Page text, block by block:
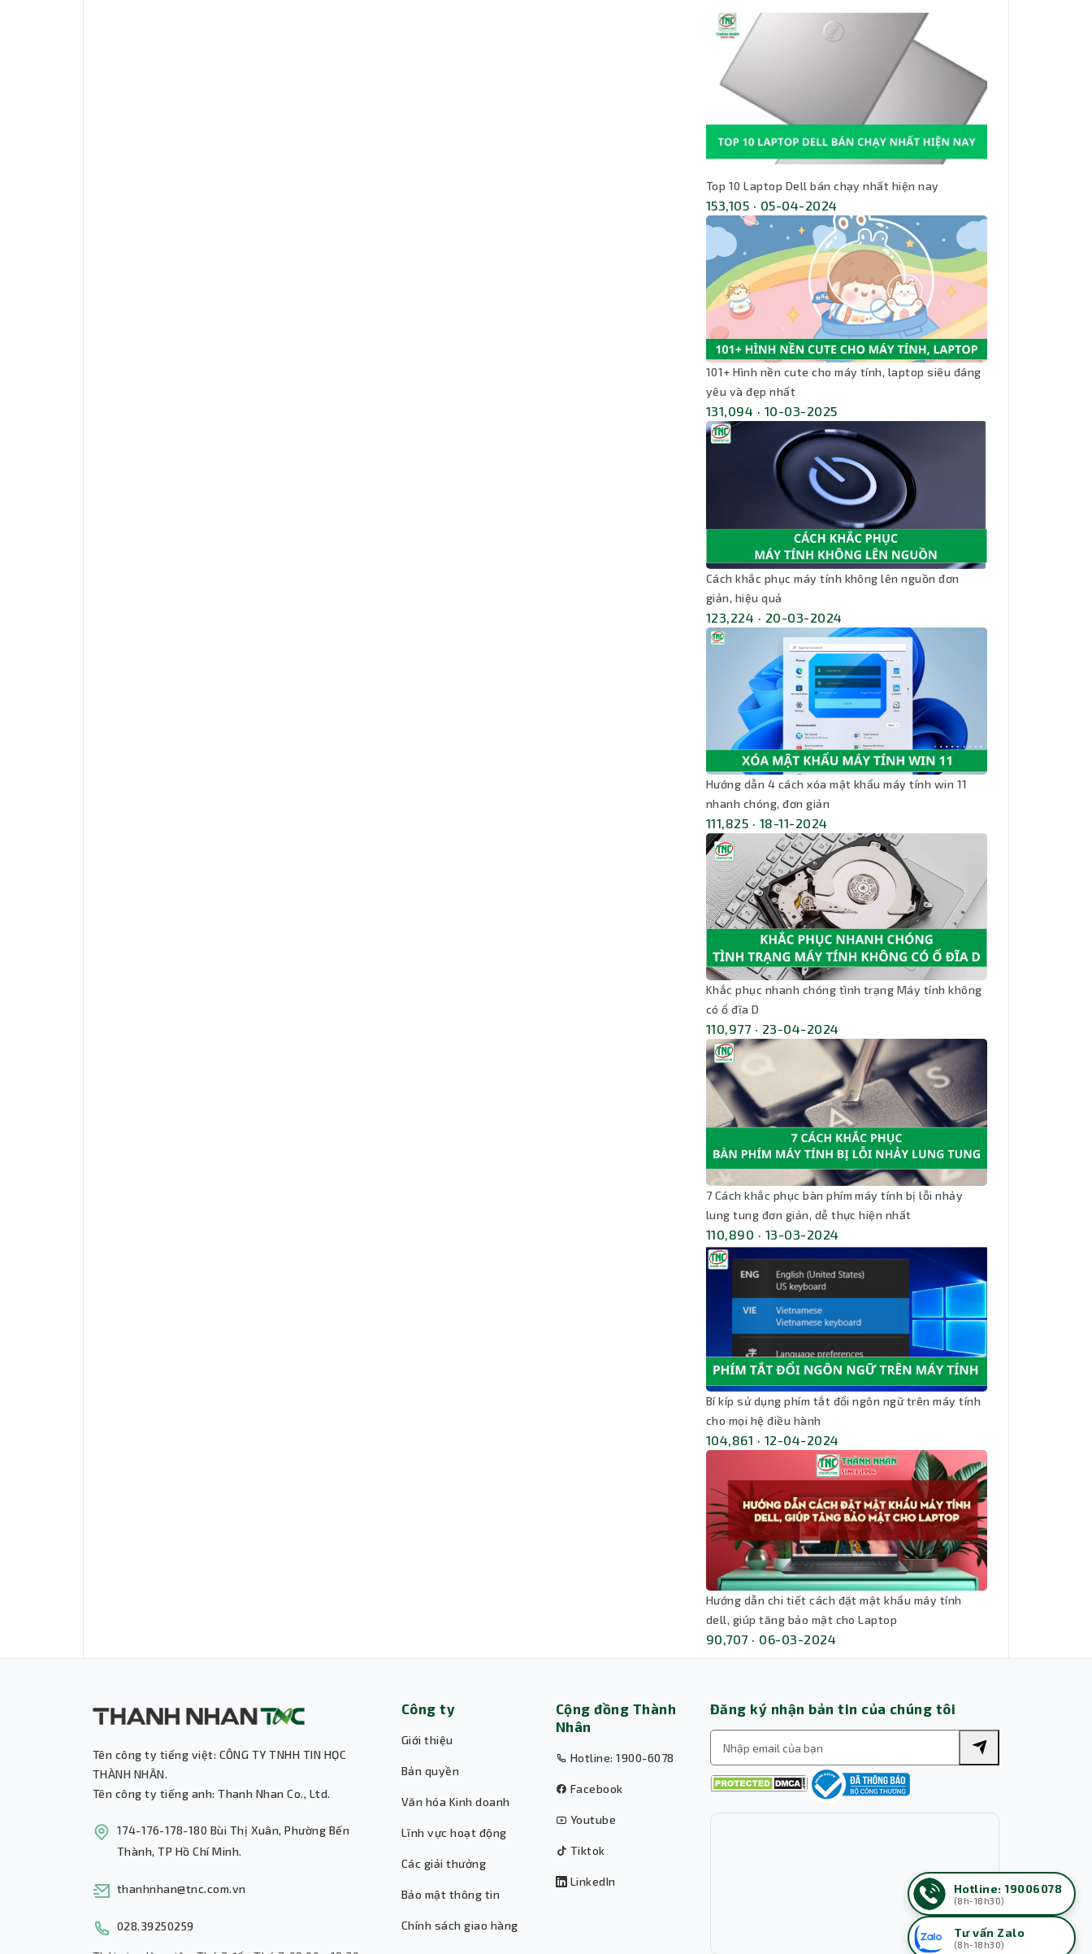
Top 10 Laptop Dell bán chạy nhất hiện nay
153,105 · 05-04-2024
101+ Hình nền cute cho máy tính, laptop siêu đáng
yêu và đẹp nhất
131,094 · 10-03-2025
Cách khắc phục máy tính không lên nguồn đơn
giản, hiệu quả
123,224 · 20-03-2024
Hướng dẫn 4 cách xóa mật khẩu máy tính win 11
nhanh chóng, đơn giản
111,825 · 18-11-2024
Khắc phục nhanh chóng tình trạng Máy tính không
có ổ đĩa D
110,977 · 23-04-2024
7 Cách khắc phục bàn phím máy tính bị lỗi nhảy
lung tung đơn giản, dễ thực hiện nhất
110,890 · 13-03-2024
Bí kíp sử dụng phím tắt đổi ngôn ngữ trên máy tính
cho mọi hệ điều hành
104,861 · 12-04-2024
Hướng dẫn chi tiết cách đặt mật khẩu máy tính
dell, giúp tăng bảo mật cho Laptop
90,707 · 06-03-2024
Tên công ty tiếng việt: CÔNG TY TNHH TIN HỌC
THÀNH NHÂN.
Tên công ty tiếng anh: Thanh Nhan Co., Ltd.
174-176-178-180 Bùi Thị Xuân, Phường Bến
Thành, TP Hồ Chí Minh.
thanhnhan@tnc.com.vn
028.39250259
Công ty
Giới thiệu
Bản quyền
Văn hóa Kinh doanh
Lĩnh vực hoạt động
Các giải thưởng
Bảo mật thông tin
Chính sách giao hàng
Cộng đồng Thành
Nhân
Hotline: 1900-6078
Facebook
Youtube
Tiktok
LinkedIn
Đăng ký nhận bản tin của chúng tôi
Hotline: 19006078
(8h-18h30)
Tư vấn Zalo
(8h-18h30)
Thành Nhân TNC
Trợ lý AI • Phản hồi tức thì